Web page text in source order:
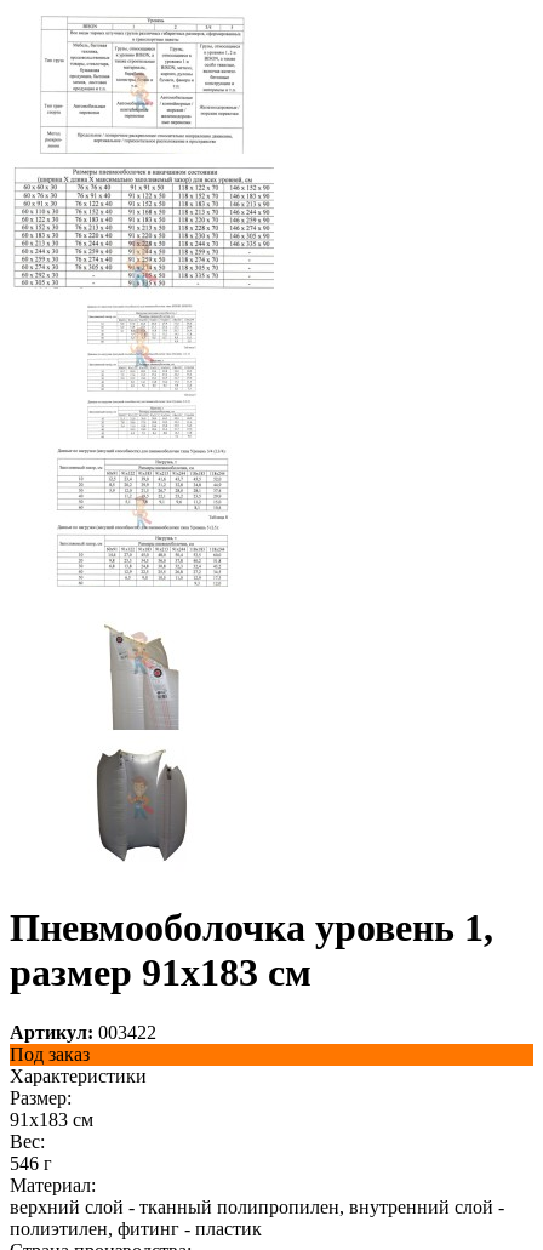
Пневмооболочка уровень 1,
размер 91x183 см
Артикул: 003422
Под заказ
Характеристики
Размер:
91х183 см
Вес:
546 г
Материал:
верхний слой - тканный полипропилен, внутренний слой -
полиэтилен, фитинг - пластик